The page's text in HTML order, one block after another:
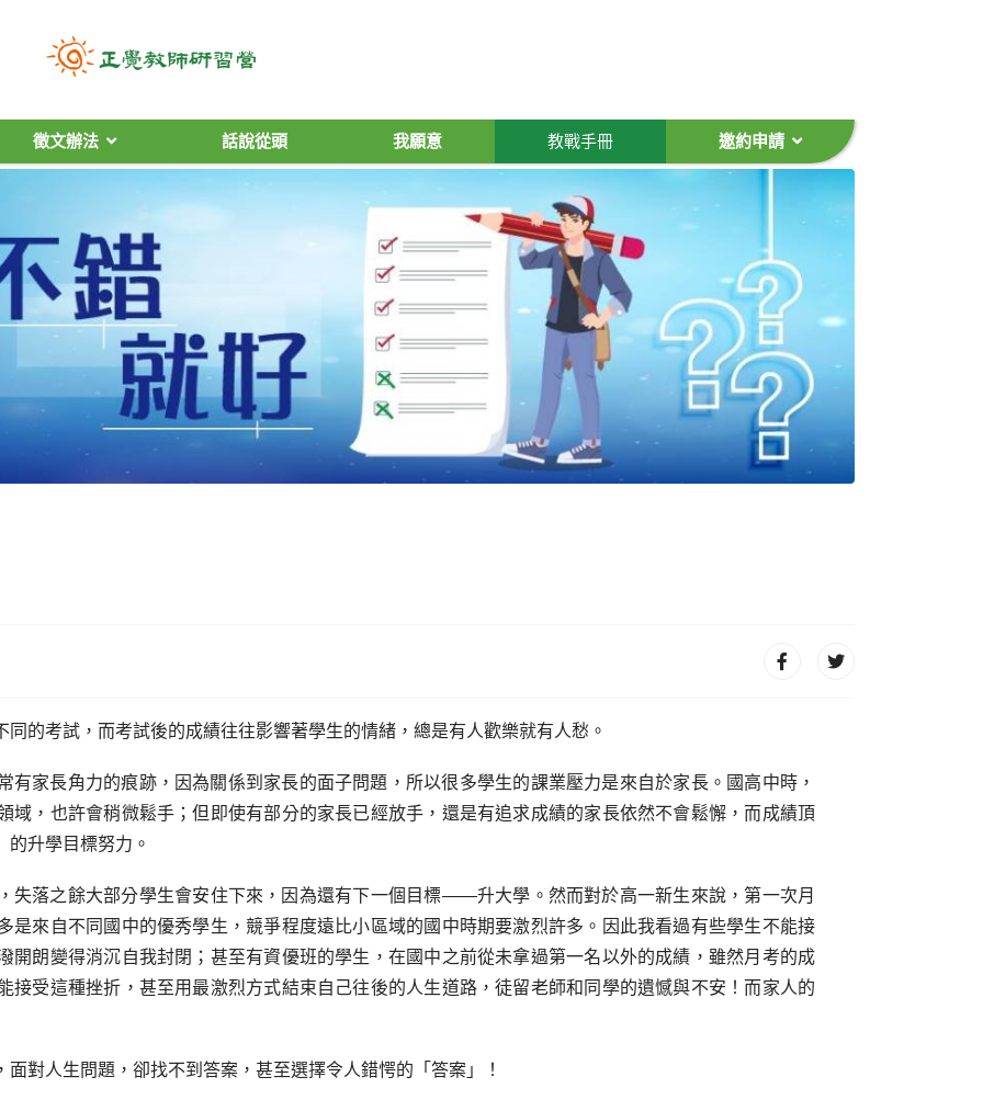
徵文辦法 話說從頭 我願意 教戰手冊 邀約申請
的考試，而考試後的成績往往影響著學生的情緒，總是有人歡樂就有人愁。
有家長角力的痕跡，因為關係到家長的面子問題，所以很多學生的課業壓力是來自於家長。國高中時，
域，也許會稍微鬆手；但即使有部分的家長已經放手，還是有追求成績的家長依然不會鬆懈，而成績頂
升學目標努力。
失落之餘大部分學生會安住下來，因為還有下一個目標——升大學。然而對於高一新生來說，第一次月
是來自不同國中的優秀學生，競爭程度遠比小區域的國中時期要激烈許多。因此我看過有些學生不能接
開朗變得消沉自我封閉；甚至有資優班的學生，在國中之前從未拿過第一名以外的成績，雖然月考的成
接受這種挫折，甚至用最激烈方式結束自己往後的人生道路，徒留老師和同學的遺憾與不安！而家人的
對人生問題，卻找不到答案，甚至選擇令人錯愕的「答案」！